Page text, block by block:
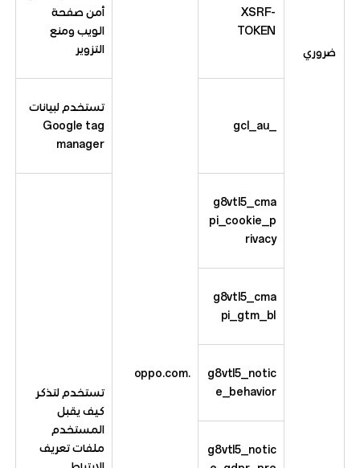
ضروري
XSRF-
TOKEN
.oppo.com
أمن صفحة
الويب ومنع
التزوير
_gcl_au
تستخدم لبيانات
Google tag
manager
g8vtl5_cma
pi_cookie_p
rivacy
تستخدم لتذكر
كيف يقبل
المستخدم
ملفات تعريف
g8vtl5_cma
pi_gtm_bl
g8vtl5_notic
e_behavior
g8vtl5_notic